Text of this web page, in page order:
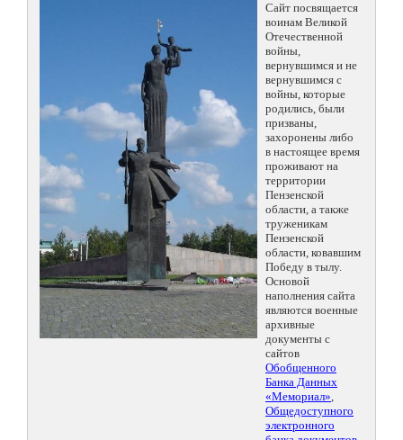
Сайт посвящается
воинам Великой
Отечественной
войны,
вернувшимся и не
вернувшимся с
войны, которые
родились, были
призваны,
захоронены либо
в настоящее время
проживают на
территории
Пензенской
области, а также
труженикам
Пензенской
области, ковавшим
Победу в тылу.
Основой
наполнения сайта
являются военные
архивные
документы с
сайтов
Обобщенного
Банка Данных
«Мемориал»,
Общедоступного
электронного